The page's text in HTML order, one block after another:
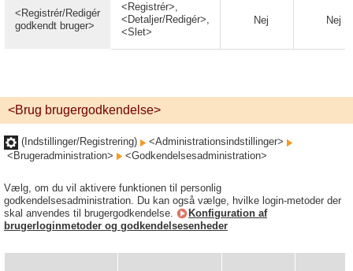
<Registrér/Redigér
godkendt bruger>
<Registrér>,
<Detaljer/Redigér>,
<Slet>
Nej Nej
<Brug brugergodkendelse>
(Indstillinger/Registrering)
<Administrationsindstillinger>
<Brugeradministration>
<Godkendelsesadministration>
Vælg, om du vil aktivere funktionen til personlig
godkendelsesadministration. Du kan også vælge, hvilke login-metoder der
skal anvendes til brugergodkendelse.
Konfiguration af
brugerloginmetoder og godkendelsesenheder